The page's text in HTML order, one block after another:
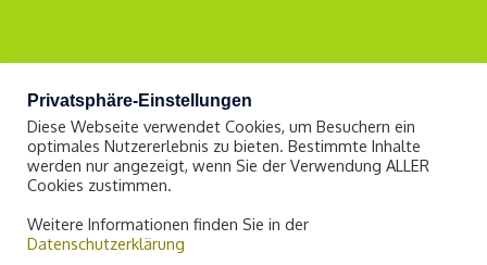
Impressum
Privatsphäre-Einstellungen
Diese Webseite verwendet Cookies, um Besuchern ein
optimales Nutzererlebnis zu bieten. Bestimmte Inhalte
werden nur angezeigt, wenn Sie der Verwendung ALLER
Cookies zustimmen.
Weitere Informationen finden Sie in der
Datenschutzerklärung